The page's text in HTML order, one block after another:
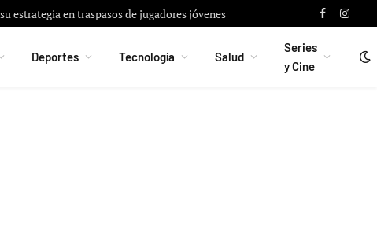
estrategia en traspasos de jugadores jóvenes Facebook
Deportes Tecnología Salud
Series
y Cine